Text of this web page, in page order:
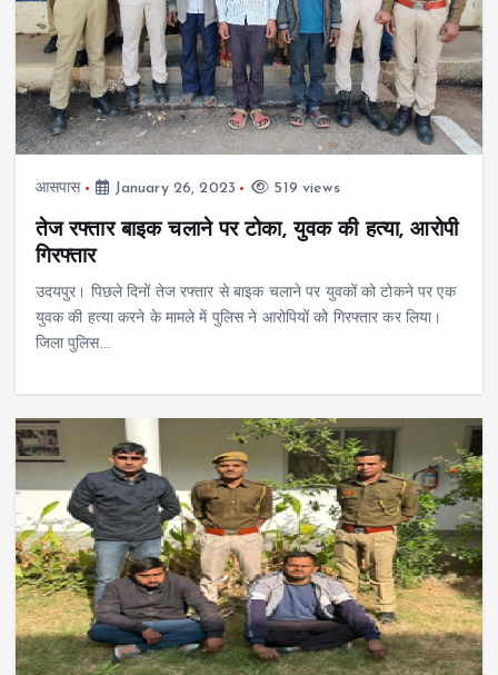
आसपास January 26, 2023 519 views
तेज रफ्तार बाइक चलाने पर टोका, युवक की हत्या, आरोपी
गिरफ्तार
उदयपुर। पिछले दिनों तेज रफ्तार से बाइक चलाने पर युवकों को टोकने पर एक
युवक की हत्या करने के मामले में पुलिस ने आरोपियों को गिरफ्तार कर लिया।
जिला पुलिस…